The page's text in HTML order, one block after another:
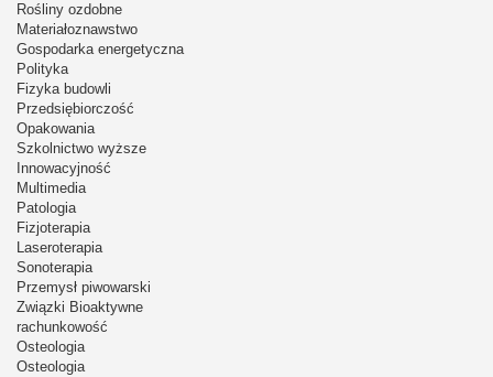
Rośliny ozdobne
Materiałoznawstwo
Gospodarka energetyczna
Polityka
Fizyka budowli
Przedsiębiorczość
Opakowania
Szkolnictwo wyższe
Innowacyjność
Multimedia
Patologia
Fizjoterapia
Laseroterapia
Sonoterapia
Przemysł piwowarski
Związki Bioaktywne
rachunkowość
Osteologia
Osteologia